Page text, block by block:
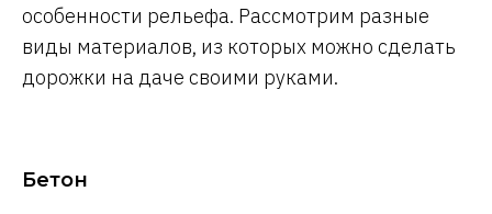
особенности рельефа. Рассмотрим разные
виды материалов, из которых можно сделать
дорожки на даче своими руками.
Бетон